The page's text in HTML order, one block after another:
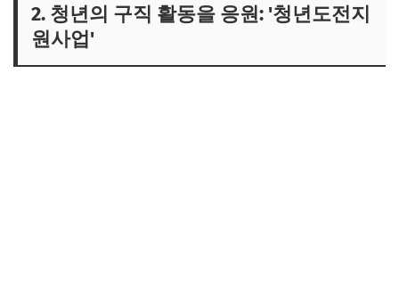
2. 청년의 구직 활동을 응원: '청년도전지
원사업'